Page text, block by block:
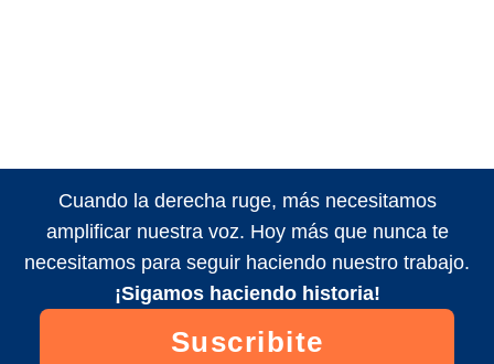
Cuando la derecha ruge, más necesitamos
amplificar nuestra voz. Hoy más que nunca te
necesitamos para seguir haciendo nuestro trabajo.
¡Sigamos haciendo historia!
Suscribite